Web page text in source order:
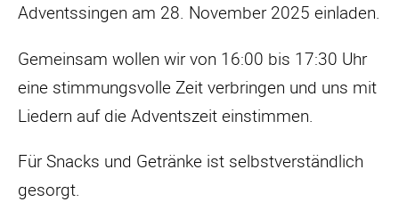
Adventssingen am 28. November 2025 einladen.
Gemeinsam wollen wir von 16:00 bis 17:30 Uhr
eine stimmungsvolle Zeit verbringen und uns mit
Liedern auf die Adventszeit einstimmen.
Für Snacks und Getränke ist selbstverständlich
gesorgt.